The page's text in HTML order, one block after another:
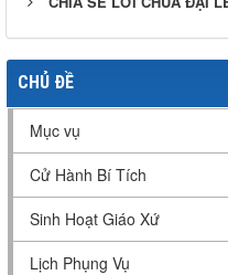
CHỦ ĐỀ
Mục vụ
Cử Hành Bí Tích
Sinh Hoạt Giáo Xứ
Lịch Phụng Vụ